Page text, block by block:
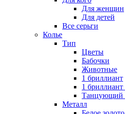
Для женщин
Для детей
Все серьги
Колье
Тип
Цветы
Бабочки
Животные
1 бриллиант
1
Танцующий
Металл